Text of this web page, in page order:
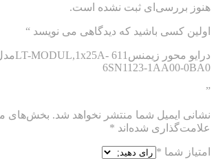
هنوز بررسی‌ای ثبت نشده است.
اولین کسی باشید که دیدگاهی می نویسد “
درایو محور زیمنس611 -LT-MODUL,1x25Aمدل
6SN1123-1AA00-0BA0
”
نشانی ایمیل شما منتشر نخواهد شد. بخش‌های
علامت‌گذاری شده‌اند *
امتیاز شما *